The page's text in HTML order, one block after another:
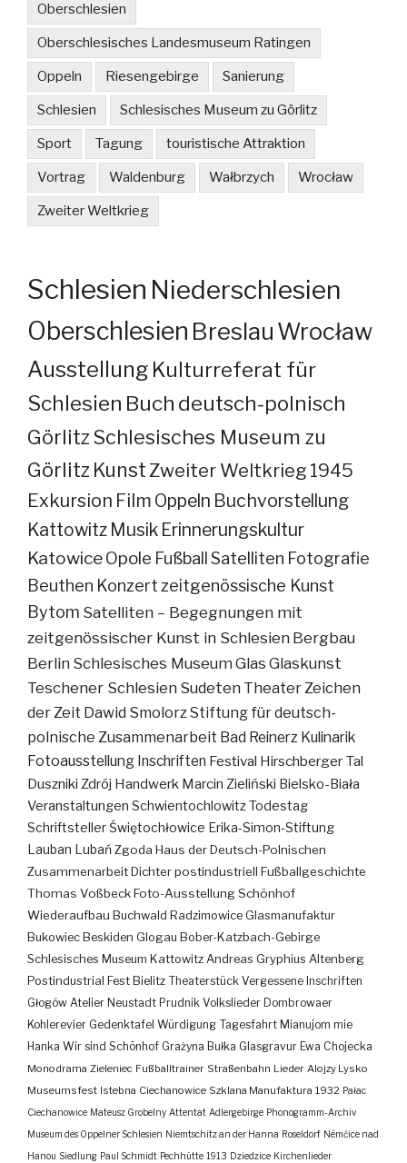
Oberschlesien
Oberschlesisches Landesmuseum Ratingen
Oppeln Riesengebirge Sanierung
Schlesien Schlesisches Museum zu Görlitz
Sport Tagung touristische Attraktion
Vortrag Waldenburg Wałbrzych Wrocław
Zweiter Weltkrieg
Schlesien Niederschlesien
Oberschlesien Breslau Wrocław
Ausstellung Kulturreferat für
Schlesien Buch deutsch-polnisch
GörlitzSchlesisches Museum zu
Görlitz KunstZweiter Weltkrieg 1945
Exkursion Film Oppeln Buchvorstellung
Kattowitz Musik Erinnerungskultur
KatowiceOpole FußballSatelliten Fotografie
Beuthen Konzertzeitgenössische Kunst
Bytom Satelliten – Begegnungen mit
zeitgenössischer Kunst in Schlesien Bergbau
Berlin Schlesisches MuseumGlas Glaskunst
Teschener Schlesien Sudeten TheaterZeichen
der Zeit Dawid SmolorzStiftung für deutsch-
polnische Zusammenarbeit Bad Reinerz Kulinarik
Fotoausstellung Inschriften Festival Hirschberger Tal
Duszniki Zdrój Handwerk Marcin Zieliński Bielsko-Biała
Veranstaltungen SchwientochlowitzTodestag
SchriftstellerŚwiętochłowice Erika-Simon-Stiftung
Lauban LubańZgoda Haus der Deutsch-Polnischen
ZusammenarbeitDichterpostindustriell Fußballgeschichte
Thomas VoßbeckFoto-AusstellungSchönhof
Wiederaufbau Buchwald Radzimowice Glasmanufaktur
Bukowiec Beskiden Glogau Bober-Katzbach-Gebirge
Schlesisches Museum Kattowitz Andreas Gryphius Altenberg
Postindustrial Fest Bielitz Theaterstück Vergessene Inschriften
Głogów Atelier Neustadt Prudnik Volkslieder Dombrowaer
Kohlerevier Gedenktafel Würdigung Tagesfahrt Mianujom mie
Hanka Wir sind Schönhof Grażyna Bułka Glasgravur Ewa Chojecka
Monodrama Zieleniec Fußballtrainer Straßenbahn Lieder Alojzy Lysko
Museumsfest Istebna Ciechanowice Szklana Manufaktura 1932 Pałac
Ciechanowice Mateusz Grobelny Attentat Adlergebirge Phonogramm-Archiv
Museum des Oppelner Schlesien Niemtschitz an der Hanna Roseldorf Némčice nad
Hanou Siedlung Paul Schmidt Pechhütte 1913 Dziedzice Kirchenlieder